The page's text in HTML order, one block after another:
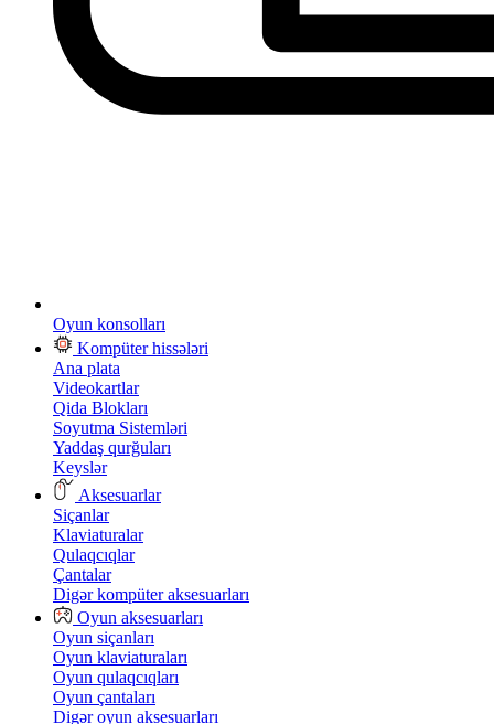
Oyun konsolları
Kompüter hissələri
Ana plata
Videokartlar
Qida Blokları
Soyutma Sistemləri
Yaddaş qurğuları
Keyslər
Aksesuarlar
Siçanlar
Klaviaturalar
Qulaqcıqlar
Çantalar
Digər kompüter aksesuarları
Oyun aksesuarları
Oyun siçanları
Oyun klaviaturaları
Oyun qulaqcıqları
Oyun çantaları
Digər oyun aksesuarları